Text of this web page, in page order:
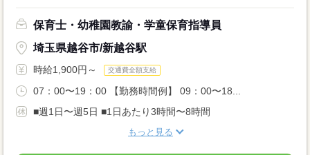
保育士・幼稚園教諭・学童保育指導員
埼玉県越谷市/新越谷駅
時給1,900円～ 交通費全額支給
07：00〜19：00 【勤務時間例】 09：00〜18...
■週1日〜週5日 ■1日あたり3時間〜8時間
もっと見る